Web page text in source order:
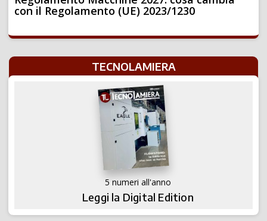
con il Regolamento (UE) 2023/1230
TECNOLAMIERA
5 numeri all'anno
Leggi la Digital Edition